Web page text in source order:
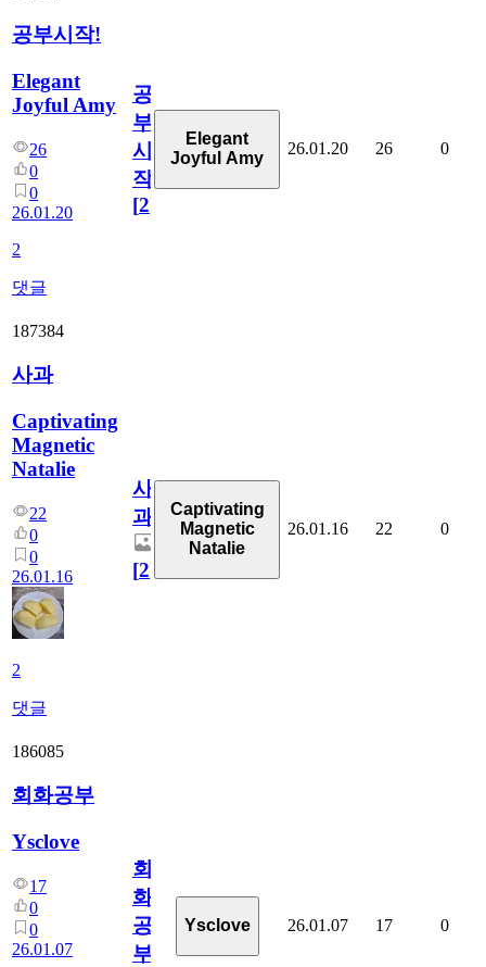
공부시작!
Elegant
Joyful Amy
26
0
0
26.01.20
2
댓글
공
부
시
작!
[2]
Elegant
Joyful Amy
26.01.20 26 0
187384
사과
Captivating
Magnetic
Natalie
22
0
0
26.01.16
2
댓글
사
과
[2]
Captivating
Magnetic
Natalie
26.01.16 22 0
186085
회화공부
Ysclove
17
0
0
26.01.07
회
화
공
부
Ysclove 26.01.07 17 0